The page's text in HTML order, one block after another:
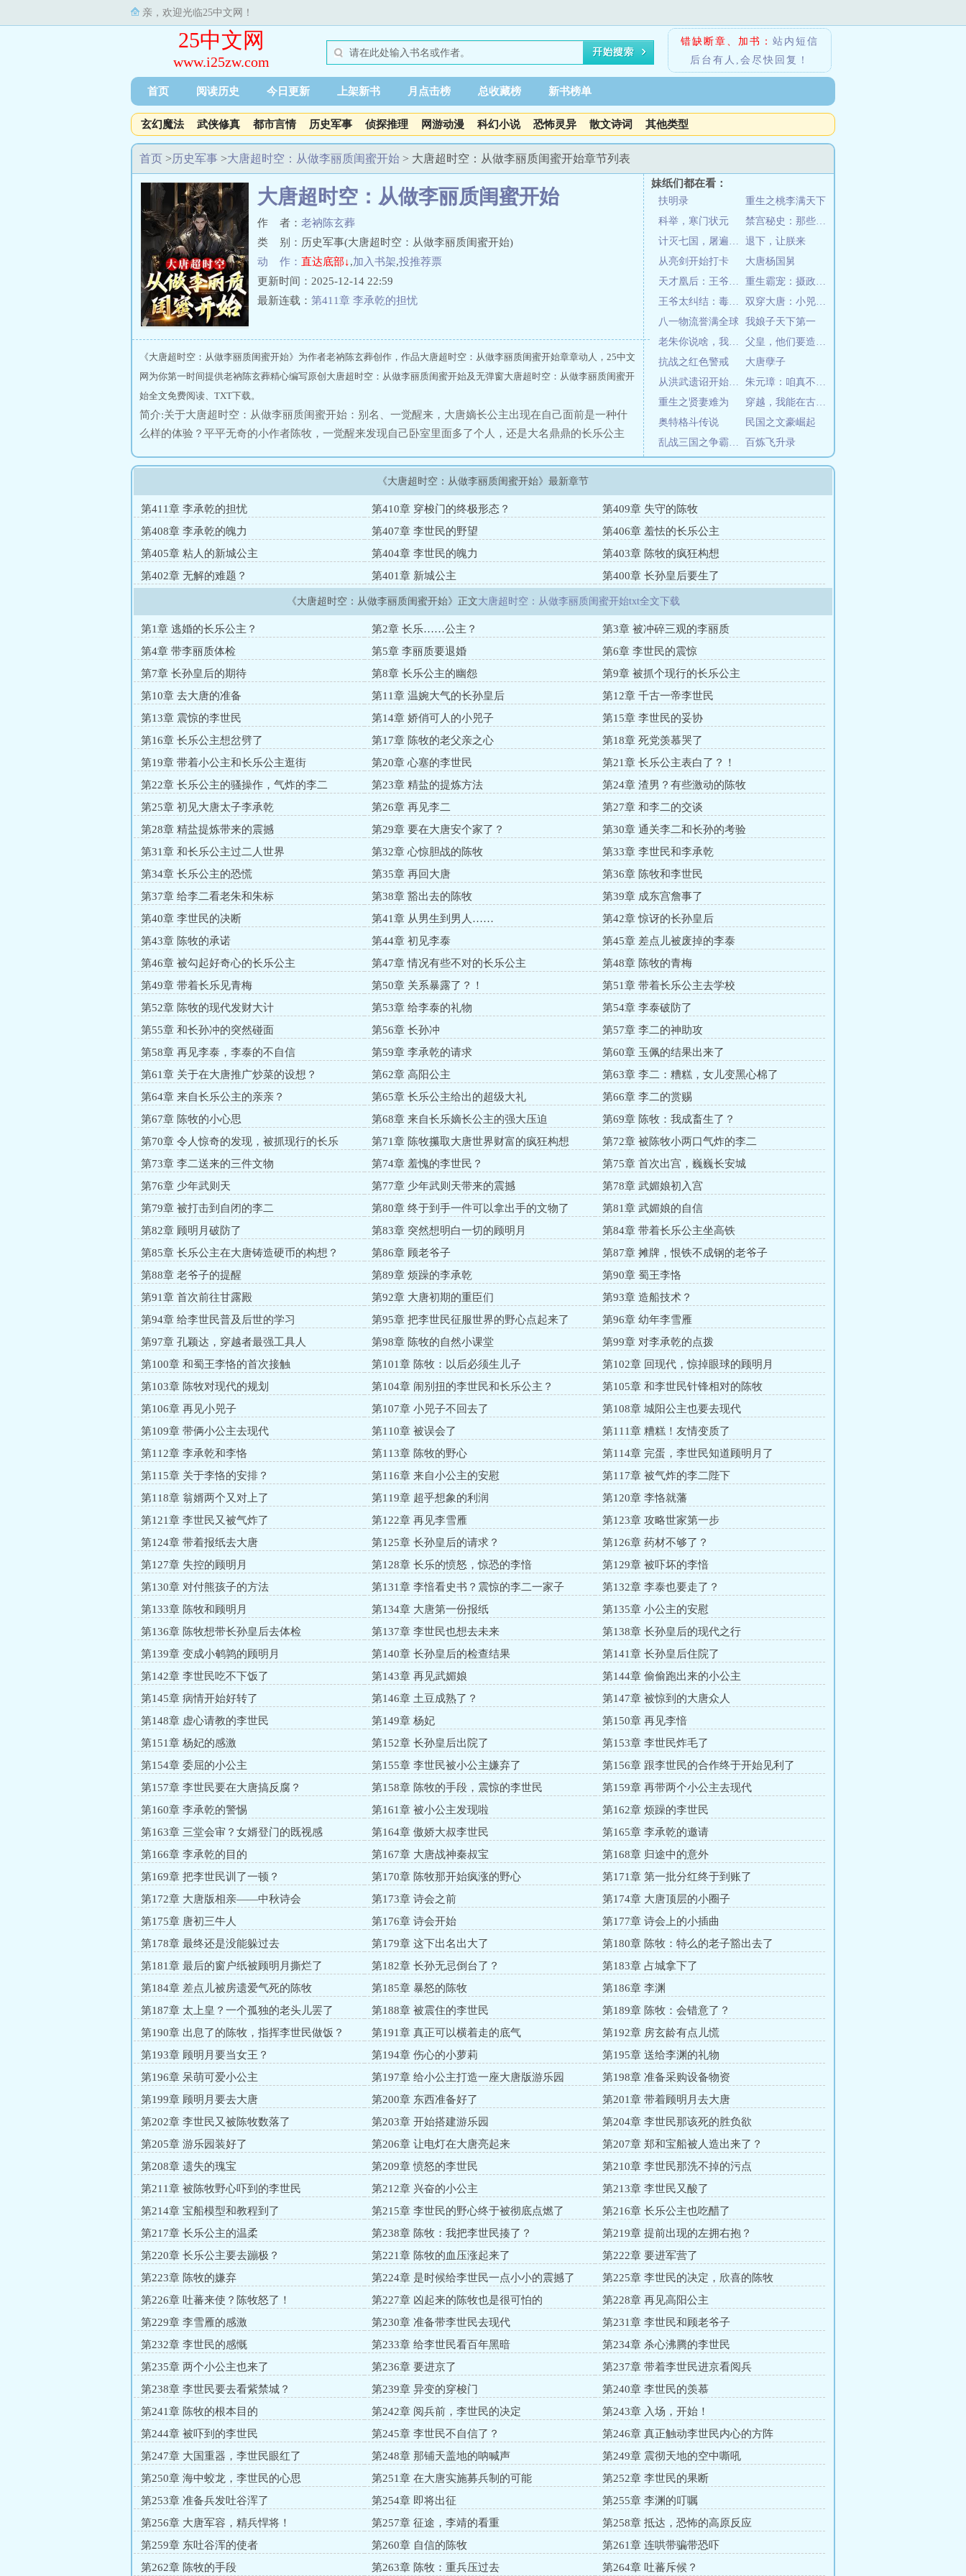
亲，欢迎光临25中文网！
25中文网
www.i25zw.com
错缺断章、加书： 站内短信
后台有人,会尽快回复！
首页 阅读历史 今日更新 上架新书 月点击榜 总收藏榜 新书榜单
玄幻魔法 武侠修真 都市言情 历史军事 侦探推理 网游动漫 科幻小说 恐怖灵异 散文诗词 其他类型
首页 >历史军事 >大唐超时空：从做李丽质闺蜜开始 > 大唐超时空：从做李丽质闺蜜开始章节列表
妹纸们都在看：
扶明录
重生之桃李满天下
科举，寒门状元
禁宫秘史：那些被史书屏蔽的吐槽
计灭七国，屠遍天下，第一毒士
退下，让朕来
从亮剑开始打卡
大唐杨国舅
天才凰后：王爷，矜持点！
重生霸宠：摄政王爷太凶猛
王爷太纠结：毒医王妃不好惹
双穿大唐：小兕子不想肥家
八一物流誉满全球 我娘子天下第一
老朱你说啥，我跟马皇后混的
父皇，他们要造反啊！
抗战之红色警戒
大唐孽子
从洪武遗诏开始北美建国
朱元璋：咱真不想当皇帝！
重生之贤妻难为
穿越，我能在古代和现代自由来回
奥特格斗传说
民国之文豪崛起
乱战三国之争霸召唤
百炼飞升录
大唐超时空：从做李丽质闺蜜开始
作 者： 老衲陈玄葬
类 别：历史军事(大唐超时空：从做李丽质闺蜜开始)
动 作： 直达底部↓,加入书架,投推荐票
更新时间：2025-12-14 22:59
最新连载： 第411章 李承乾的担忧
《大唐超时空：从做李丽质闺蜜开始》为作者老衲陈玄葬创作，作品大唐超时空：从做李丽质闺蜜开始章章动人，25中文
网为你第一时间提供老衲陈玄葬精心编写原创大唐超时空：从做李丽质闺蜜开始及无弹窗大唐超时空：从做李丽质闺蜜开
始全文免费阅读、TXT下载。
简介:关于大唐超时空：从做李丽质闺蜜开始：别名、一觉醒来，大唐嫡长公主出现在自己面前是一种什
么样的体验？平平无奇的小作者陈牧，一觉醒来发现自己卧室里面多了个人，还是大名鼎鼎的长乐公主
有了土豆，红薯和玉米，大棚技术，炼钢技术……而陈牧也从一个小小的网文作者，靠着大唐的资源迅
速成为顶级大佬。当然，最主要的是，他身边的人也越来越多……李丽质：小郎君，你不让我嫁给冲
哥，你得负责，娶我吧。城阳公主：小囊菌是我的。小兕子：小囊菌是我哒。面对着追来的高阳公主，
陈牧大喊：”你别过来啊！“
《大唐超时空：从做李丽质闺蜜开始》最新章节
第411章 李承乾的担忧 第410章 穿梭门的终极形态？
第409章 失守的陈牧
第408章 李承乾的魄力
第407章 李世民的野望
第406章 羞怯的长乐公主
第405章 粘人的新城公主
第404章 李世民的魄力
第403章 陈牧的疯狂构想
第402章 无解的难题？
第401章 新城公主 第400章 长孙皇后要生了
《大唐超时空：从做李丽质闺蜜开始》正文大唐超时空：从做李丽质闺蜜开始txt全文下载
第1章 逃婚的长乐公主？ 第2章 长乐……公主？
第3章 被冲碎三观的李丽质
第4章 带李丽质体检
第5章 李丽质要退婚
第6章 李世民的震惊
第7章 长孙皇后的期待
第8章 长乐公主的幽怨
第9章 被抓个现行的长乐公主
第10章 去大唐的准备
第11章 温婉大气的长孙皇后
第12章 千古一帝李世民
第13章 震惊的李世民
第14章 娇俏可人的小兕子
第15章 李世民的妥协
第16章 长乐公主想岔劈了
第17章 陈牧的老父亲之心
第18章 死党羡慕哭了
第19章 带着小公主和长乐公主逛街
第20章 心塞的李世民
第21章 长乐公主表白了？！
第22章 长乐公主的骚操作，气炸的李二
第23章 精盐的提炼方法
第24章 渣男？有些激动的陈牧
第25章 初见大唐太子李承乾
第26章 再见李二
第27章 和李二的交谈
第28章 精盐提炼带来的震撼
第29章 要在大唐安个家了？
第30章 通关李二和长孙的考验
第31章 和长乐公主过二人世界
第32章 心惊胆战的陈牧
第33章 李世民和李承乾
第34章 长乐公主的恐慌
第35章 再回大唐
第36章 陈牧和李世民
第37章 给李二看老朱和朱标
第38章 豁出去的陈牧
第39章 成东宫詹事了
第40章 李世民的决断
第41章 从男生到男人……
第42章 惊讶的长孙皇后
第43章 陈牧的承诺
第44章 初见李泰
第45章 差点儿被废掉的李泰
第46章 被勾起好奇心的长乐公主
第47章 情况有些不对的长乐公主
第48章 陈牧的青梅
第49章 带着长乐见青梅
第50章 关系暴露了？！
第51章 带着长乐公主去学校
第52章 陈牧的现代发财大计
第53章 给李泰的礼物
第54章 李泰破防了
第55章 和长孙冲的突然碰面
第56章 长孙冲
第57章 李二的神助攻
第58章 再见李泰，李泰的不自信
第59章 李承乾的请求
第60章 玉佩的结果出来了
第61章 关于在大唐推广炒菜的设想？
第62章 高阳公主
第63章 李二：糟糕，女儿变黑心棉了
第64章 来自长乐公主的亲亲？
第65章 长乐公主给出的超级大礼
第66章 李二的赏赐
第67章 陈牧的小心思
第68章 来自长乐嫡长公主的强大压迫
第69章 陈牧：我成畜生了？
第70章 令人惊奇的发现，被抓现行的长乐
第71章 陈牧攥取大唐世界财富的疯狂构想
第72章 被陈牧小两口气炸的李二
第73章 李二送来的三件文物
第74章 羞愧的李世民？
第75章 首次出宫，巍巍长安城
第76章 少年武则天
第77章 少年武则天带来的震撼
第78章 武媚娘初入宫
第79章 被打击到自闭的李二
第80章 终于到手一件可以拿出手的文物了
第81章 武媚娘的自信
第82章 顾明月破防了
第83章 突然想明白一切的顾明月
第84章 带着长乐公主坐高铁
第85章 长乐公主在大唐铸造硬币的构想？
第86章 顾老爷子
第87章 摊牌，恨铁不成钢的老爷子
第88章 老爷子的提醒
第89章 烦躁的李承乾
第90章 蜀王李恪
第91章 首次前往甘露殿
第92章 大唐初期的重臣们
第93章 造船技术？
第94章 给李世民普及后世的学习
第95章 把李世民征服世界的野心点起来了
第96章 幼年李雪雁
第97章 孔颖达，穿越者最强工具人
第98章 陈牧的自然小课堂
第99章 对李承乾的点拨
第100章 和蜀王李恪的首次接触
第101章 陈牧：以后必须生儿子
第102章 回现代，惊掉眼球的顾明月
第103章 陈牧对现代的规划
第104章 闹别扭的李世民和长乐公主？
第105章 和李世民针锋相对的陈牧
第106章 再见小兕子
第107章 小兕子不回去了
第108章 城阳公主也要去现代
第109章 带俩小公主去现代
第110章 被误会了
第111章 糟糕！友情变质了
第112章 李承乾和李恪
第113章 陈牧的野心
第114章 完蛋，李世民知道顾明月了
第115章 关于李恪的安排？
第116章 来自小公主的安慰
第117章 被气炸的李二陛下
第118章 翁婿两个又对上了
第119章 超乎想象的利润
第120章 李恪就藩
第121章 李世民又被气炸了
第122章 再见李雪雁
第123章 攻略世家第一步
第124章 带着报纸去大唐
第125章 长孙皇后的请求？
第126章 药材不够了？
第127章 失控的顾明月
第128章 长乐的愤怒，惊恐的李愔
第129章 被吓坏的李愔
第130章 对付熊孩子的方法
第131章 李愔看史书？震惊的李二一家子
第132章 李泰也要走了？
第133章 陈牧和顾明月
第134章 大唐第一份报纸
第135章 小公主的安慰
第136章 陈牧想带长孙皇后去体检
第137章 李世民也想去未来
第138章 长孙皇后的现代之行
第139章 变成小鹌鹑的顾明月
第140章 长孙皇后的检查结果
第141章 长孙皇后住院了
第142章 李世民吃不下饭了
第143章 再见武媚娘
第144章 偷偷跑出来的小公主
第145章 病情开始好转了
第146章 土豆成熟了？
第147章 被惊到的大唐众人
第148章 虚心请教的李世民
第149章 杨妃
第150章 再见李愔
第151章 杨妃的感激
第152章 长孙皇后出院了
第153章 李世民炸毛了
第154章 委屈的小公主
第155章 李世民被小公主嫌弃了
第156章 跟李世民的合作终于开始见利了
第157章 李世民要在大唐搞反腐？
第158章 陈牧的手段，震惊的李世民
第159章 再带两个小公主去现代
第160章 李承乾的警惕
第161章 被小公主发现啦
第162章 烦躁的李世民
第163章 三堂会审？女婿登门的既视感
第164章 傲娇大叔李世民
第165章 李承乾的邀请
第166章 李承乾的目的
第167章 大唐战神秦叔宝
第168章 归途中的意外
第169章 把李世民训了一顿？
第170章 陈牧那开始疯涨的野心
第171章 第一批分红终于到账了
第172章 大唐版相亲——中秋诗会
第173章 诗会之前
第174章 大唐顶层的小圈子
第175章 唐初三牛人
第176章 诗会开始
第177章 诗会上的小插曲
第178章 最终还是没能躲过去
第179章 这下出名出大了
第180章 陈牧：特么的老子豁出去了
第181章 最后的窗户纸被顾明月撕烂了
第182章 长孙无忌倒台了？
第183章 占城拿下了
第184章 差点儿被房遗爱气死的陈牧
第185章 暴怒的陈牧
第186章 李渊
第187章 太上皇？一个孤独的老头儿罢了
第188章 被震住的李世民
第189章 陈牧：会错意了？
第190章 出息了的陈牧，指挥李世民做饭？
第191章 真正可以横着走的底气
第192章 房玄龄有点儿慌
第193章 顾明月要当女王？
第194章 伤心的小萝莉
第195章 送给李渊的礼物
第196章 呆萌可爱小公主
第197章 给小公主打造一座大唐版游乐园
第198章 准备采购设备物资
第199章 顾明月要去大唐
第200章 东西准备好了
第201章 带着顾明月去大唐
第202章 李世民又被陈牧数落了
第203章 开始搭建游乐园
第204章 李世民那该死的胜负欲
第205章 游乐园装好了
第206章 让电灯在大唐亮起来
第207章 郑和宝船被人造出来了？
第208章 遗失的瑰宝
第209章 愤怒的李世民
第210章 李世民那洗不掉的污点
第211章 被陈牧野心吓到的李世民
第212章 兴奋的小公主
第213章 李世民又酸了
第214章 宝船模型和教程到了
第215章 李世民的野心终于被彻底点燃了
第216章 长乐公主也吃醋了
第217章 长乐公主的温柔
第238章 陈牧：我把李世民揍了？
第219章 提前出现的左拥右抱？
第220章 长乐公主要去蹦极？
第221章 陈牧的血压涨起来了
第222章 要进军营了
第223章 陈牧的嫌弃
第224章 是时候给李世民一点小小的震撼了
第225章 李世民的决定，欣喜的陈牧
第226章 吐蕃来使？陈牧怒了！
第227章 凶起来的陈牧也是很可怕的
第228章 再见高阳公主
第229章 李雪雁的感激
第230章 准备带李世民去现代
第231章 李世民和顾老爷子
第232章 李世民的感慨
第233章 给李世民看百年黑暗
第234章 杀心沸腾的李世民
第235章 两个小公主也来了
第236章 要进京了
第237章 带着李世民进京看阅兵
第238章 李世民要去看紫禁城？
第239章 异变的穿梭门
第240章 李世民的羡慕
第241章 陈牧的根本目的
第242章 阅兵前，李世民的决定
第243章 入场，开始！
第244章 被吓到的李世民
第245章 李世民不自信了？
第246章 真正触动李世民内心的方阵
第247章 大国重器，李世民眼红了
第248章 那铺天盖地的呐喊声
第249章 震彻天地的空中嘶吼
第250章 海中蛟龙，李世民的心思
第251章 在大唐实施募兵制的可能
第252章 李世民的果断
第253章 准备兵发吐谷浑了
第254章 即将出征
第255章 李渊的叮嘱
第256章 大唐军容，精兵悍将！
第257章 征途，李靖的看重
第258章 抵达，恐怖的高原反应
第259章 东吐谷浑的使者
第260章 自信的陈牧
第261章 连哄带骗带恐吓
第262章 陈牧的手段
第263章 陈牧：重兵压过去 第264章 吐蕃斥候？